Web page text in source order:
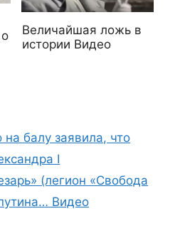
Величайшая ложь в
истории Видео
балу заявила, что
I
(легион «Свобода
Видео